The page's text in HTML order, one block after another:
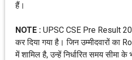
हैं।
NOTE : UPSC CSE Pre Result
कर दिया गया है। जिन उम्मीदवारों का
में शामिल है, उन्हें निर्धारित समय सीमा